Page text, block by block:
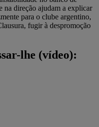
na direção ajudam a explicar
para o clube argentino,
fugir à despromoção
lhe (vídeo):